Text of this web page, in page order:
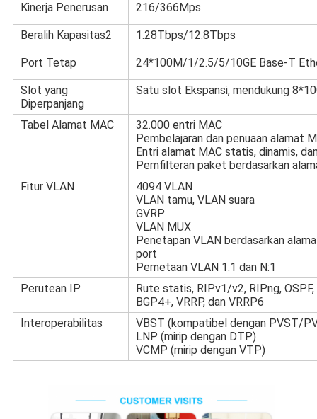
Kinerja Penerusan 216/366Mps
Beralih Kapasitas2 1.28Tbps/12.8Tbps
Port Tetap 24*100M/1/2.5/5/10GE Base-T
Slot yang
Diperpanjang
Satu slot Ekspansi, mendukung
Tabel Alamat MAC
32.000 entri MAC
Pembelajaran dan penuaan alamat
Entri alamat MAC statis, dinamis,
Pemfilteran paket berdasarkan
Fitur VLAN
4094 VLAN
VLAN tamu, VLAN suara
GVRP
VLAN MUX
Penetapan VLAN berdasarkan
port
Pemetaan VLAN 1:1 dan N:1
Perutean IP
Rute statis, RIPv1/v2, RIPng, OSPF,
BGP4+, VRRP, dan VRRP6
Interoperabilitas
VBST (kompatibel dengan PVST/
LNP (mirip dengan DTP)
VCMP (mirip dengan VTP)